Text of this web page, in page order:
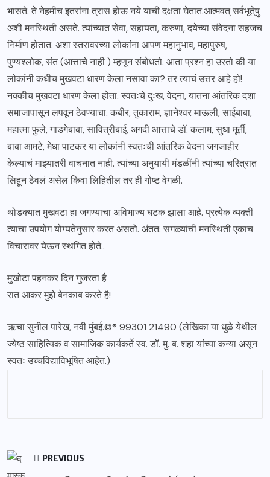
भासते. ते नेहमीच इतरांना त्रास होऊ नये याची दक्षता घेतात.आत्मवत् सर्वभूते्षु
अशी मनस्थिती असते. त्यांच्यात सेवा, सहायता, करुणा, दयेच्या संवेदना सहजच
निर्माण होतात. अशा स्तरावरच्या लोकांना आपण महानुभाव, महापुरुष,
पुण्यश्लोक, संत (आत्ताचे नाही ) म्हणून संबोधतो. आता प्रश्न हा उरतो की या
लोकांनी कधीच मुखवटा धारण केला नसावा का? तर त्याचं उत्तर आहे हो!
नक्कीच मुखवटा धारण केला होता. स्वतःचे दुःख, वेदना, यातना आंतरिक दशा
समाजापासून लपवून ठेवण्याचा. कबीर, तुकाराम, ज्ञानेश्वर माऊली, साईबाबा,
महात्मा फुले, गाडगेबाबा, सावित्रीबाई, अगदी आत्ताचे डॉ. कलाम, सुधा मूर्ती,
बाबा आमटे, मेधा पाटकर या लोकांनी स्वतःची आंतरिक वेदना जगजाहीर
केल्याचं माझ्यातरी वाचनात नाही. त्यांच्या अनुयायी मंडळींनी त्यांच्या चरित्रात
लिहून ठेवलं असेल किंवा लिहितील तर ही गोष्ट वेगळी.
थोडक्यात मुखवटा हा जगण्याचा अविभाज्य घटक झाला आहे. प्रत्येक व्यक्ती
त्याचा उपयोग योग्यतेनुसार करत असतो. अंतत: सगळ्यांची मनस्थिती एकाच
विचारावर येऊन स्थगित होते..
मुखोटा पहनकर दिन गुजरता है
रात आकर मुझे बेनकाब करते है!
ऋचा सुनील पारेख, नवी मुंबई.©️®️ 99301 21490 (लेखिका या धुळे येथील
ज्येष्ठ साहित्यिक व सामाजिक कार्यकर्ते स्व. डॉ. मु. ब. शहा यांच्या कन्या असून
स्वतः उच्चविद्याविभूषित आहेत.)
PREVIOUS